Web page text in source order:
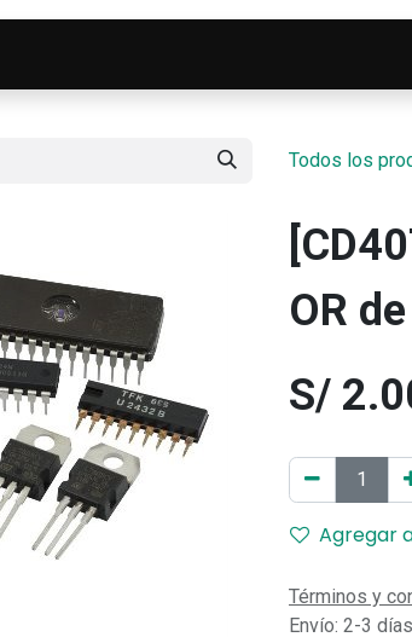
Todos los
OR
S/
Agregar
Términos y
Envío: 2-3